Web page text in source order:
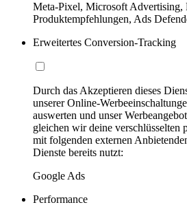
Meta-Pixel, Microsoft Advertising,
Produktempfehlungen, Ads
Erweitertes Conversion-Tracking
Durch das Akzeptieren dieses
unserer Online-
auswerten und unser
gleichen wir deine verschlüsselten
mit folgenden externen
Dienste bereits nutzt:
Google Ads
Performance